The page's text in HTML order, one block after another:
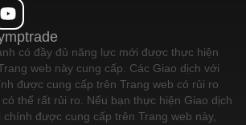
có đầy đủ năng lực mới được thực hiện
web này cung cấp. Các Giao dịch với
được cung cấp trên Trang web có rủi ro
thể rất rủi ro. Nếu bạn thực hiện Giao dịch
được cung cấp trên Trang web này,